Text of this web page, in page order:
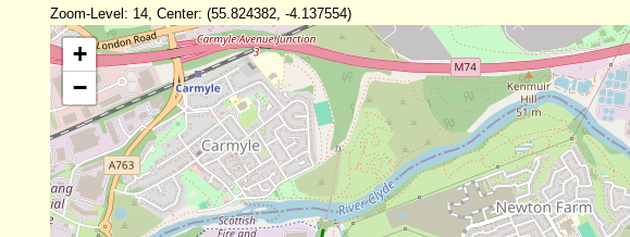
Zoom-Level: 14, Center: (55.824382, -4.137554)
+
−